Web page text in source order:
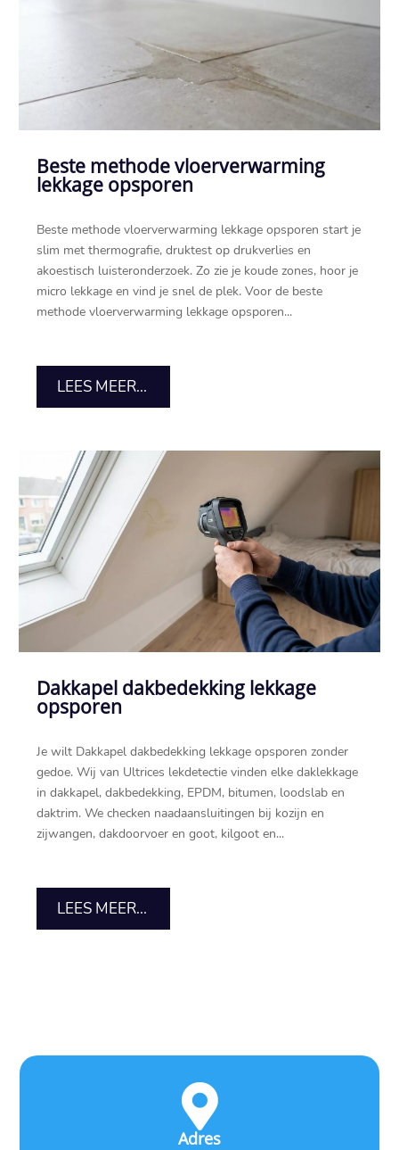
Beste methode vloerverwarming
lekkage opsporen
Beste methode vloerverwarming lekkage opsporen start je
slim met thermografie, druktest op drukverlies en
akoestisch luisteronderzoek.​ Zo zie je koude zones, hoor je
micro lekkage en vind je snel de plek.​ Voor de beste
methode vloerverwarming lekkage opsporen...
LEES MEER...
Dakkapel dakbedekking lekkage
opsporen
Je wilt Dakkapel dakbedekking lekkage opsporen zonder
gedoe.​ Wij van Ultrices lekdetectie vinden elke daklekkage
in dakkapel, dakbedekking, EPDM, bitumen, loodslab en
daktrim.​ We checken naadaansluitingen bij kozijn en
zijwangen, dakdoorvoer en goot, kilgoot en...
LEES MEER...

Adres